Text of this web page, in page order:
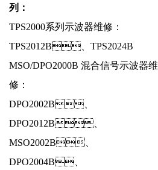
列：
TPS2000系列示波器维修：
TPS2012B、TPS2024B
MSO/DPO2000B 混合信号示波器维
修：
DPO2002B、
DPO2012B、
MSO2002B、
DPO2004B、